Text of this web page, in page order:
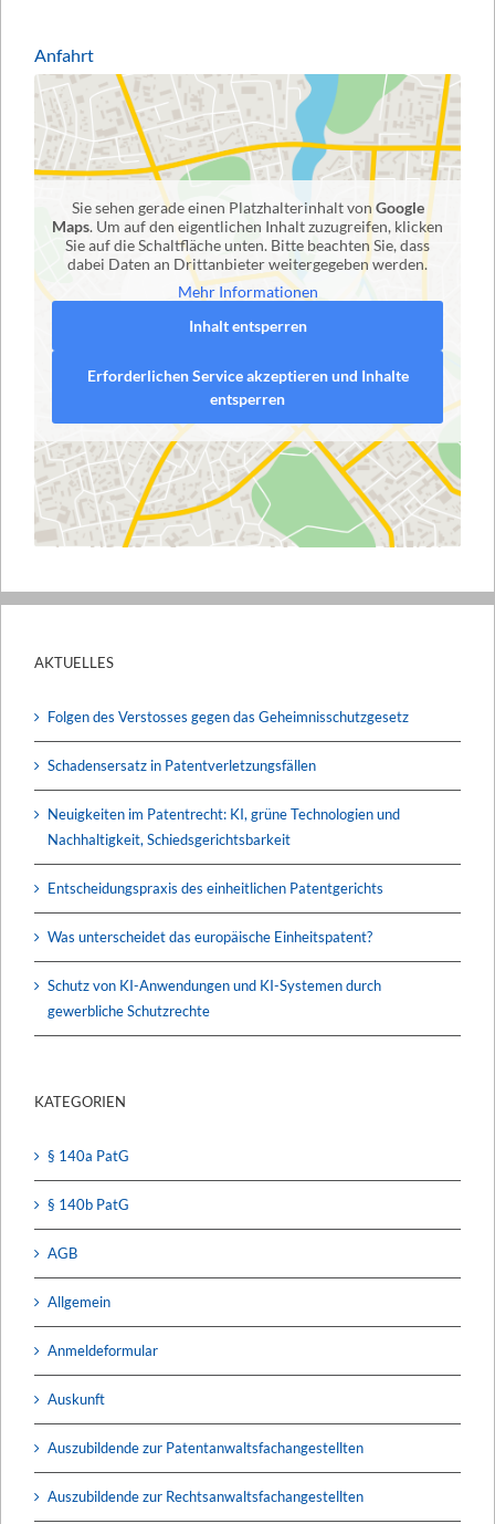
Anfahrt
Sie sehen gerade einen Platzhalterinhalt von Google
Maps. Um auf den eigentlichen Inhalt zuzugreifen, klicken
Sie auf die Schaltfläche unten. Bitte beachten Sie, dass
dabei Daten an Drittanbieter weitergegeben werden.
Mehr Informationen
Inhalt entsperren
Erforderlichen Service akzeptieren und Inhalte
entsperren
AKTUELLES
Folgen des Verstosses gegen das Geheimnisschutzgesetz
Schadensersatz in Patentverletzungsfällen
Neuigkeiten im Patentrecht: KI, grüne Technologien und
Nachhaltigkeit, Schiedsgerichtsbarkeit
Entscheidungspraxis des einheitlichen Patentgerichts
Was unterscheidet das europäische Einheitspatent?
Schutz von KI-Anwendungen und KI-Systemen durch
gewerbliche Schutzrechte
KATEGORIEN
§ 140a PatG
§ 140b PatG
AGB
Allgemein
Anmeldeformular
Auskunft
Auszubildende zur Patentanwaltsfachangestellten
Auszubildende zur Rechtsanwaltsfachangestellten